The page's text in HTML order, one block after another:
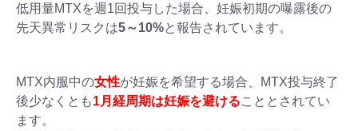
低用量MTXを週1回投与した場合、妊娠初期の曝露後の
先天異常リスクは5～10%と報告されています。
MTX内服中の女性が妊娠を希望する場合、MTX投与終了
後少なくとも1月経周期は妊娠を避けることとされてい
ます。